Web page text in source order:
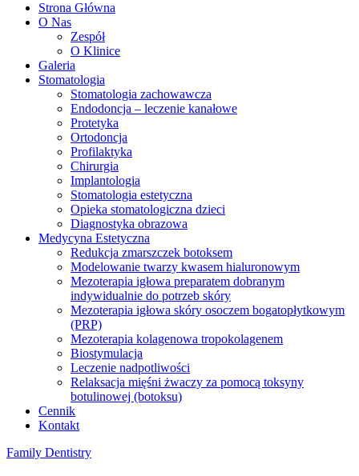
Strona Główna
O Nas
Zespół
O Klinice
Galeria
Stomatologia
Stomatologia zachowawcza
Endodoncja – leczenie kanałowe
Protetyka
Ortodoncja
Profilaktyka
Chirurgia
Implantologia
Stomatologia estetyczna
Opieka stomatologiczna dzieci
Diagnostyka obrazowa
Medycyna Estetyczna
Redukcja zmarszczek botoksem
Modelowanie twarzy kwasem hialuronowym
Mezoterapia igłowa preparatem dobranym
indywidualnie do potrzeb skóry
Mezoterapia igłowa skóry osoczem bogatopłytkowym
(PRP)
Mezoterapia kolagenowa tropokolagenem
Biostymulacja
Leczenie nadpotliwości
Relaksacja mięśni żwaczy za pomocą toksyny
botulinowej (botoksu)
Cennik
Kontakt
Family Dentistry